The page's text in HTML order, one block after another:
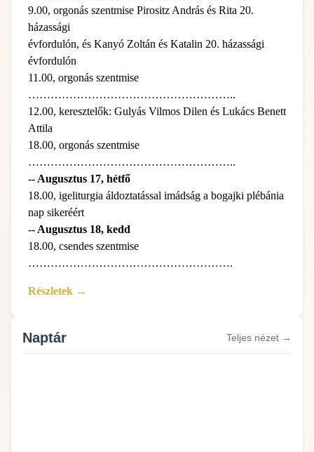
9.00, orgonás szentmise Pirositz András és Rita 20.
házassági
évfordulón, és Kanyó Zoltán és Katalin 20. házassági
évfordulón
11.00, orgonás szentmise
………………………………………………..
12.00, keresztelők: Gulyás Vilmos Dilen és Lukács Benett
Attila
18.00, orgonás szentmise
………………………………………………..
-- Augusztus 17, hétfő
18.00, igeliturgia áldoztatással imádság a bogajki plébánia
nap sikeréért
-- Augusztus 18, kedd
18.00, csendes szentmise
……………………………………………….
Részletek →
Naptár Teljes nézet →